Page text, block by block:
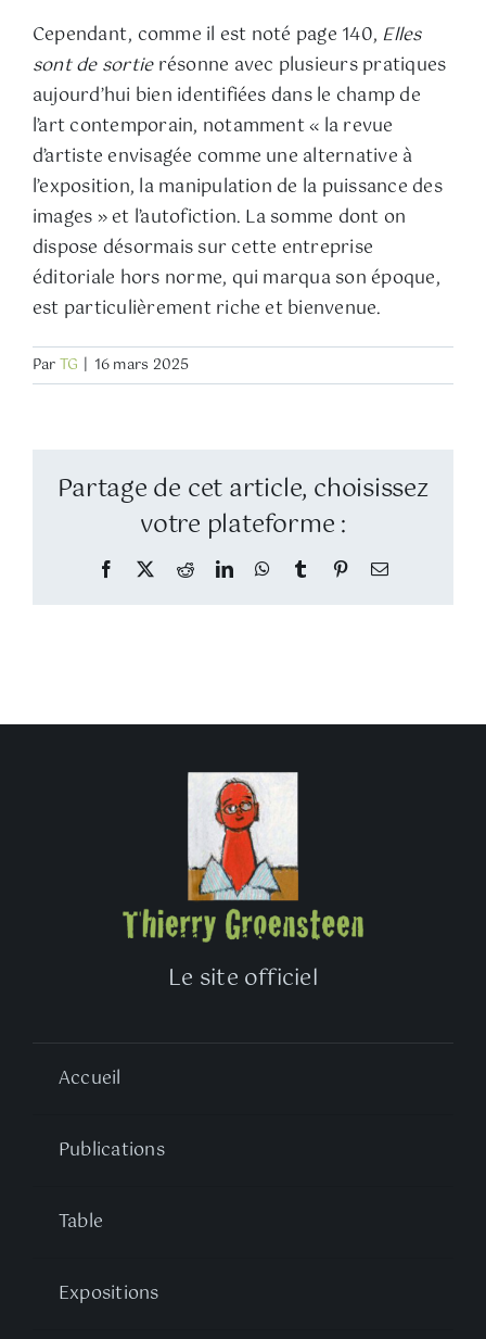
Cependant, comme il est noté page 140, Elles
sont de sortierésonne avec plusieurs pratiques
aujourd’hui bien identifiées dans le champ de
l’art contemporain, notamment « la revue
d’artiste envisagée comme une alternative à
l’exposition, la manipulation de la puissance des
images » et l’autofiction. La somme dont on
dispose désormais sur cette entreprise
éditoriale hors norme, qui marqua son époque,
est particulièrement riche et bienvenue.
ParTG | 16 mars 2025
Partage de cet article, choisissez
votre plateforme :
Facebook
TwitterRedditLinkedInWhatsApp
TumblrPinterestEmail
Le site officiel
Accueil
Publications
Table
Expositions